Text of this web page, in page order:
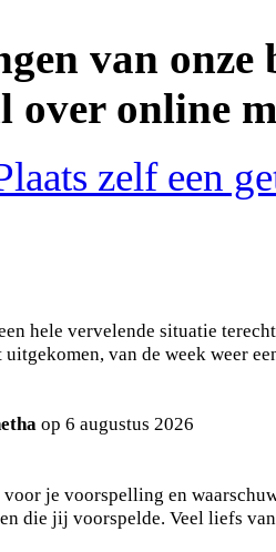
van onze
over online
zelf een
hele vervelende situatie
van de week weer
op 6 augustus 2026
je voorspelling en
die jij voorspelde. Veel liefs